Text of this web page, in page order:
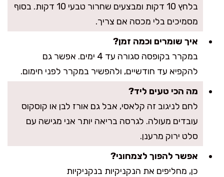
בלחץ 10 דקות ומבצעים שחרור טבעי 10 דקות. בסוף
מסמיכים בלי מכסה אם צריך.
איך שומרים וכמה זמן?
במקרר בקופסה סגורה עד 4 ימים. אפשר גם
להקפיא עד חודשיים, ולהפשיר במקרר לפני חימום.
מה הכי טעים ליד?
לחם לניגוב זה קלאסי, אבל גם אורז לבן או קוסקוס
עובדים מעולה. לגרסה בריאה יותר אני מגישה עם
סלט ירוק מרענן.
אפשר להפוך לצמחוני?
כן, מחליפים את הנקניקיות בנקניקיות